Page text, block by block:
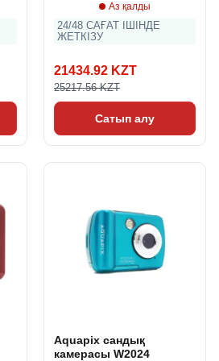
Аз қалды
24/48 САҒАТ ІШІНДЕ
ЖЕТКІЗУ
21434.92 KZT
25217.56 KZT
Сатып алу
Aquapix сандық
камерасы W2024